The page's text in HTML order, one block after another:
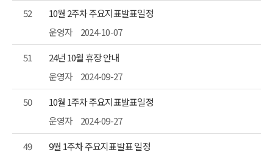
52
10월 2주차 주요지표발표일정
운영자
2024-10-07
51
24년 10월 휴장 안내
운영자
2024-09-27
50
10월 1주차 주요지표발표일정
운영자
2024-09-27
49
9월 1주차 주요지표발표 일정